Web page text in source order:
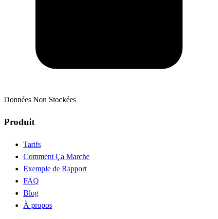
Données Non Stockées
Produit
Tarifs
Comment Ça Marche
Exemple de Rapport
FAQ
Blog
À propos